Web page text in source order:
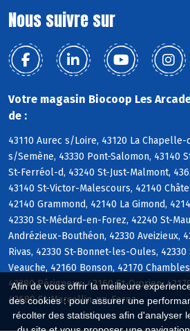
Afin de vous offrir la meilleure
des cookies : pour assurer une
récolter des statistiques afin d'analyser
Nous suivre sur
Votre magasin Biocoop Les
de :
43110 Aurec s/Loire, 43120 La Chapelle-
s/Semène, 43330 Pont-Salomon, 43140
St-Ferréol-d, 43240 St-Just-Malmont,
43140 St-Victor-Malescours, 42140
42140 Grammond, 42140 La Gimond,
42330 St-Médard-en-Forez, 42240 St-
Andrézieux-Bouthéon, 42330 Aveizieux,
Rivas, 42330 St-Bonnet-les-Oules, 42330
Veauche, 42160 Bonson, 42170
42380 Périgneux, 42160 St-Cyprien,
42680 St-Marcellin-en-Forez